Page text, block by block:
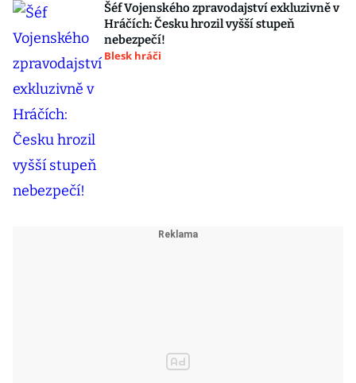
Šéf Vojenského zpravodajství exkluzivně v
Hráčích: Česku hrozil vyšší stupeň
nebezpečí!
Blesk hráči